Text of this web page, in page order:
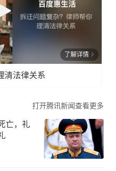
了解详情
清法律关系
打开腾讯新闻查看更多
亡，礼